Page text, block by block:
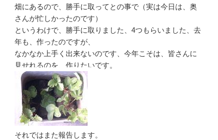
畑にあるので、勝手に取ってとの事で（実は今日は、奥
さんが忙しかったのです）
というわけで、勝手に取りました、4つもらいました、去
年も、作ったのですが、
なかなか上手く出来ないのです、今年こそは、皆さんに
見せれるのを、作りたいです。
それではまた報告します。